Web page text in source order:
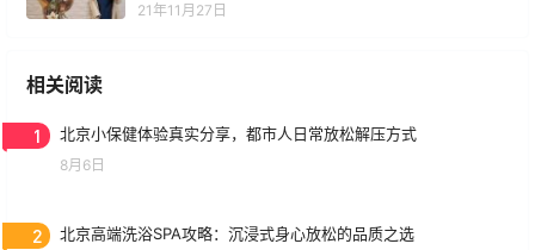
21年11月27日
相关阅读
1 北京小保健体验真实分享，都市人日常放松解压方式
8月6日
2 北京高端洗浴SPA攻略：沉浸式身心放松的品质之选